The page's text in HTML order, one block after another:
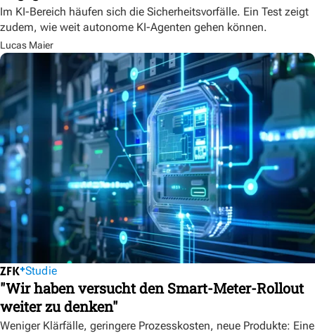
Im KI-Bereich häufen sich die Sicherheitsvorfälle. Ein Test zeigt
zudem, wie weit autonome KI-Agenten gehen können.
Lucas Maier
Studie
"Wir haben versucht den Smart-Meter-Rollout
weiter zu denken"
Weniger Klärfälle, geringere Prozesskosten, neue Produkte: Eine